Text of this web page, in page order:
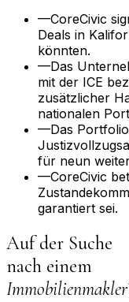
—CoreCivic
Deals in
könnten.
—Das
mit der ICE
zusätzlicher
nationalen
—Das
für neun
—CoreCivic
garantiert sei.
Auf der Suche
nach einem
Immobilienmakler